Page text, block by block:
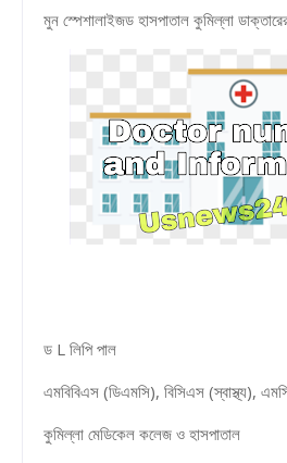
মুন স্পেশালাইজড হাসপাতাল কুমিল্লা
ড L লিপি পাল
এমবিবিএস (ডিএমসি), বিসিএস (স্বাস্থ্য),
কুমিল্লা মেডিকেল কলেজ ও হাসপাতাল